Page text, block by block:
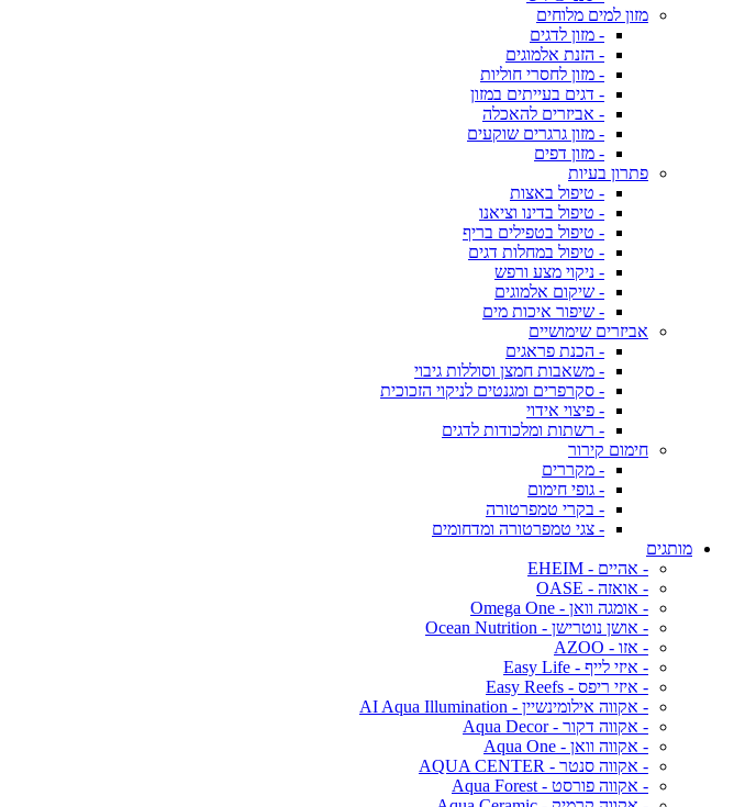
מזון למים מלוחים
- מזון לדגים
- הזנת אלמוגים
- מזון לחסרי חוליות
- דגים בעייתים במזון
- אביזרים להאכלה
- מזון גרגרים שוקעים
- מזון דפים
פתרון בעיות
- טיפול באצות
- טיפול בדינו וציאנו
- טיפול בטפילים בריף
- טיפול במחלות דגים
- ניקוי מצע ורפש
- שיקום אלמוגים
- שיפור איכות מים
אביזרים שימושיים
- הכנת פראגים
- משאבות חמצן וסוללות גיבוי
- סקרפרים ומגנטים לניקוי הזכוכית
- פיצוי אידוי
- רשתות ומלכודות לדגים
חימום קירור
- מקררים
- גופי חימום
- בקרי טמפרטורה
- צגי טמפרטורה ומדחומים
מותגים
- אהיים - EHEIM
- אואזה - OASE
- אומגה וואן - Omega One
- אושן נוטרישן - Ocean Nutrition
- אזו - AZOO
- איזי לייף - Easy Life
- איזי ריפס - Easy Reefs
- אקווה אילומינשיין - AI Aqua Illumination
- אקווה דקור - Aqua Decor
- אקווה וואן - Aqua One
- אקווה סנטר - AQUA CENTER
- אקווה פורסט - Aqua Forest